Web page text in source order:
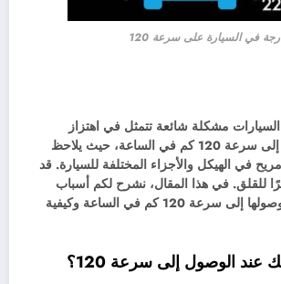
رجة في السيارة على سرعة 120
مشكلة شائعة تتمثل في اهتزاز
السيارة عندما تصل إلى سرعة 120 كم في الساعة، حيث يلاحظ
في الهيكل والأجزاء المختلفة للسيارة. قد
للقلق. في هذا المقال، نشرح لكم أسباب
اهتزاز السيارة عند وصولها إلى سرعة 120 كم في الساعة وكيفية
عند الوصول إلى سرعة 120؟